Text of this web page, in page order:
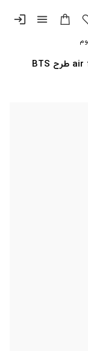
menu
login
کفش اسپرت کاستوم کتونی ایرفورس air force طرح BTS